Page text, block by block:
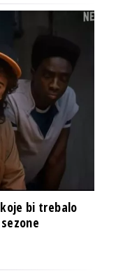
bi trebalo